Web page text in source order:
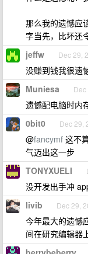
那么我的遗憾应
字当先，比坏还
jeffw Dec 29,
没赚到钱我很遗
Muniesa
遗憾配电脑时
0bit0 Dec 29,
@fancymf 这不
气迈出这一步
TONYXUELI
没开发出手冲
livib Dec 29,
今年最大的遗憾
间在研究编辑器